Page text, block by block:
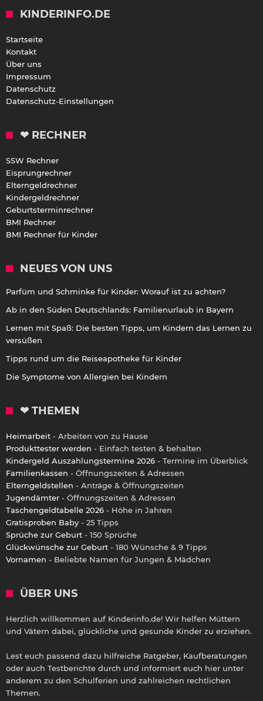
KINDERINFO.DE
Startseite
Kontakt
Über uns
Impressum
Datenschutz
Datenschutz-Einstellungen
❤ RECHNER
SSW Rechner
Eisprungrechner
Elterngeldrechner
Kindergeldrechner
Geburtsterminrechner
BMI Rechner
BMI Rechner für Kinder
NEUES VON UNS
Parfüm und Schminke für Kinder: Worauf ist zu achten?
Ab in den Süden Deutschlands: Familienurlaub in Bayern
Lernen mit Spaß: Die besten Tipps, um Kindern das Lernen zu
versüßen
Tipps rund um die Reiseapotheke für Kinder
Die Symptome von Allergien bei Kindern
❤ THEMEN
Heimarbeit - Arbeiten von zu Hause
Produkttester werden - Einfach testen & behalten
Kindergeld Auszahlungstermine 2026 - Termine im Überblick
Familienkassen - Öffnungszeiten & Adressen
Elterngeldstellen - Anträge & Öffnungszeiten
Jugendämter - Öffnungszeiten & Adressen
Taschengeldtabelle 2026 - Höhe in Jahren
Gratisproben Baby - 25 Tipps
Sprüche zur Geburt - 150 Sprüche
Glückwünsche zur Geburt - 180 Wünsche & 9 Tipps
Vornamen - Beliebte Namen für Jungen & Mädchen
ÜBER UNS
Herzlich willkommen auf Kinderinfo.de! Wir helfen Müttern
und Vätern dabei, glückliche und gesunde Kinder zu erziehen.
Lest euch passend dazu hilfreiche Ratgeber, Kaufberatungen
oder auch Testberichte durch und informiert euch hier unter
anderem zu den Schulferien und zahlreichen rechtlichen
Themen.